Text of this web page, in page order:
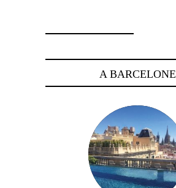
A BARCELONE